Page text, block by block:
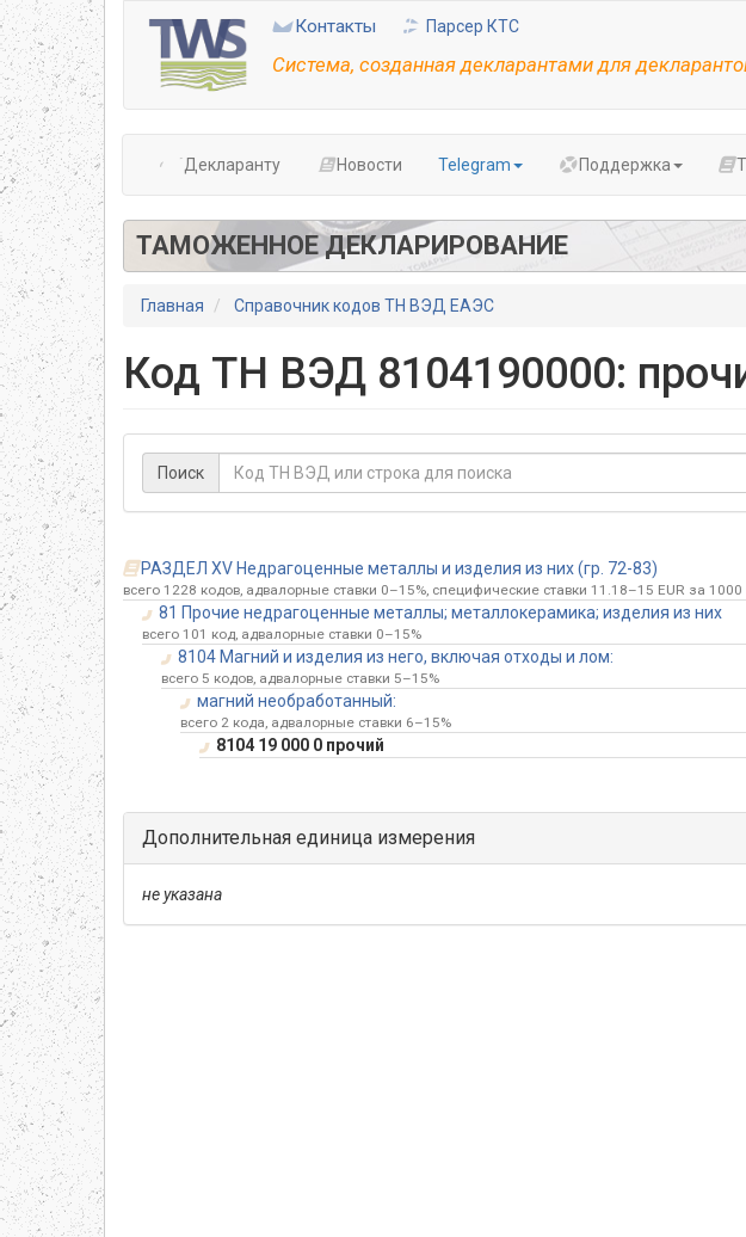
Перейти
к
основному
содержанию
Контакты Парсер КТС
Система, созданная декларантами для
Декларанту Новости Telegram Поддержка
ТАМОЖЕННОЕ ДЕКЛАРИРОВАНИЕ
Главная Справочник кодов ТН ВЭД ЕАЭС
Код ТН ВЭД 8104190000:
Поиск
РАЗДЕЛ XV Недрагоценные металлы и изделия из них (гр. 72-83)
всего 1228 кодов, адвалорные ставки 0–15%, специфические ставки 11.18–15 EUR за 1000
81 Прочие недрагоценные металлы; металлокерамика; изделия из них
всего 101 код, адвалорные ставки 0–15%
8104 Магний и изделия из него, включая отходы и лом:
всего 5 кодов, адвалорные ставки 5–15%
магний необработанный:
всего 2 кода, адвалорные ставки 6–15%
8104 19 000 0 прочий
Дополнительная единица измерения
не указана